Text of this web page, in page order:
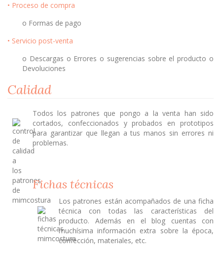
• Proceso de compra
o Formas de pago
• Servicio post-venta
o Descargas o Errores o sugerencias sobre el producto o
Devoluciones
Calidad
Todos los patrones que pongo a la venta han sido
cortados, confeccionados y probados en prototipos
para garantizar que llegan a tus manos sin errores ni
problemas.
Fichas técnicas
Los patrones están acompañados de una ficha
técnica con todas las características del
producto. Además en el blog cuentas con
muchísima información extra sobre la época,
confección, materiales, etc.